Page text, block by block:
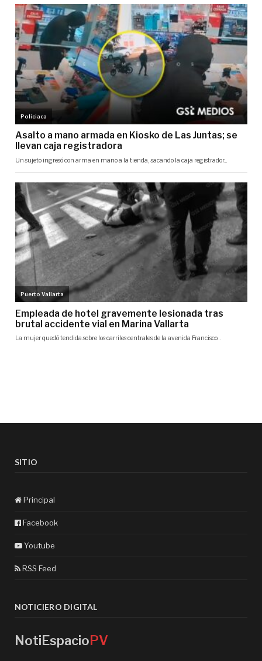
SITIO
Principal
Facebook
Youtube
RSS Feed
NOTICIERO DIGITAL
NotiEspacioPV